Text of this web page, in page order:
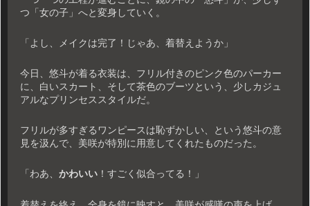
つ「女の子」へと変身していく。
「よし、メイクは完了！じゃあ、着替えようか」
今日、悠斗が着る衣装は、フリル付きのピンク色のパーカー
に、白いスカート、そして茶色のブーツという、少しカジュ
アルなプリンセススタイルだ。
フリルが多すぎるワンピースは恥ずかしい、という悠斗の意
見を汲んで、美咲が特別に用意してくれたものだった。
「わあ、 かわいい ！すごく似合ってる！」